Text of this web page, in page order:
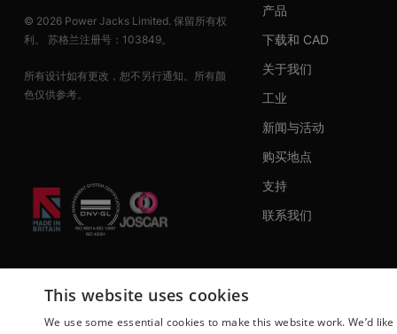
© 2026 Power Jacks Limited. 保留所有权
利。 苏格兰注册号：103849。
所有设计如有更改，恕不另行通知。所有颜
色仅供参考。
产品
下载和 CAD
关于我们
工业
新闻与活动
购买地点
支持
联系我们
This website uses cookies
We use some essential cookies to make this website work. We’d